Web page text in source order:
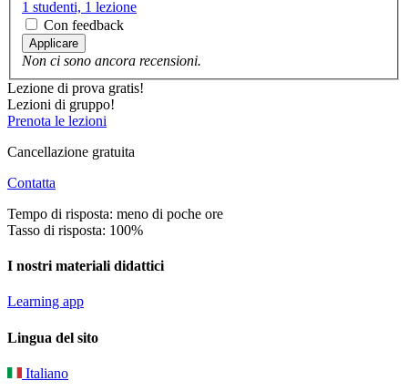
1 studenti, 1 lezione
Con feedback
Applicare
Non ci sono ancora recensioni.
Lezione di prova gratis!
Lezioni di gruppo!
Prenota le lezioni
Cancellazione gratuita
Contatta
Tempo di risposta: meno di poche ore
Tasso di risposta: 100%
I nostri materiali didattici
Learning app
Lingua del sito
Italiano